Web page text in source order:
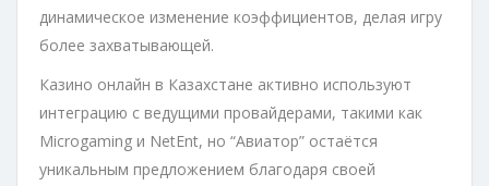
динамическое изменение коэффициентов, делая игру
более захватывающей.
Казино онлайн в Казахстане активно используют
интеграцию с ведущими провайдерами, такими как
Microgaming и NetEnt, но “Авиатор” остаётся
уникальным предложением благодаря своей